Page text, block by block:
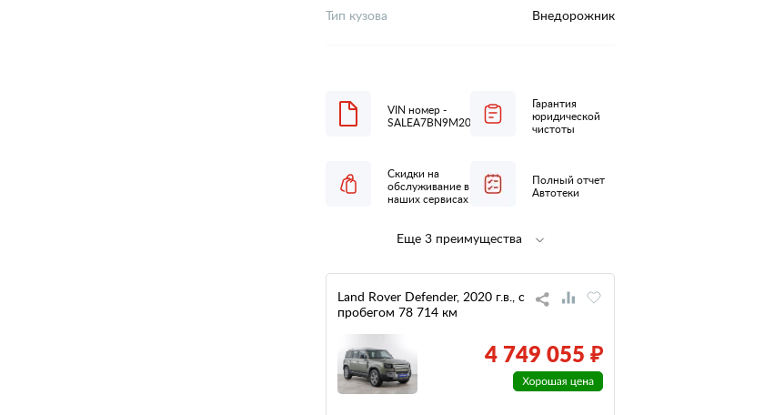
Тип кузова Внедорожник
VIN номер -
SALEA7BN9M2040018
Гарантия
юридической
чистоты
Скидки на
обслуживание в
наших сервисах
Полный отчет
Автотеки
Полная
низкий
налог
Еще 3 преимущества
Land Rover Defender, 2020 г.в., с
пробегом 78 714 км
4 749 055 ₽